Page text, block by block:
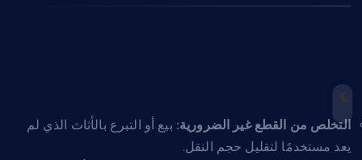
العفش في الأردن
التخلص من القطع غير الضرورية: بيع أو التبرع بالأثاث الذي لم
يعد مستخدمًا لتقليل حجم النقل.